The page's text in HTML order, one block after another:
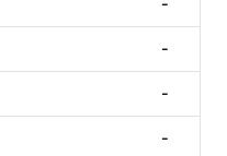
-
-
-